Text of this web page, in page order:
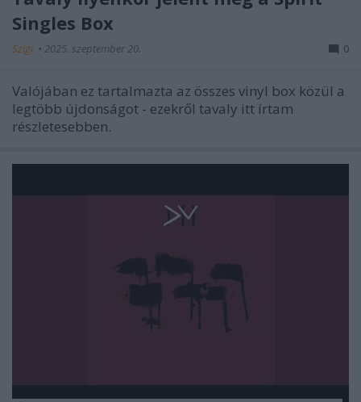
Singles Box
Szigi. • 2025. szeptember 20. 0
Valójában ez tartalmazta az összes vinyl box közül a
legtöbb újdonságot - ezekről tavaly itt írtam
részletesebben.